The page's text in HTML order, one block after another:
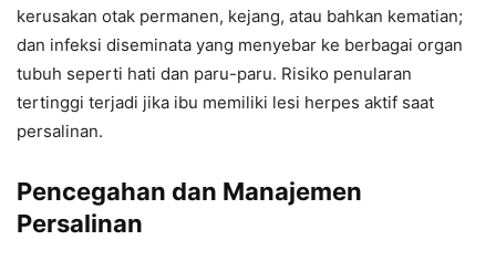
kerusakan otak permanen, kejang, atau bahkan kematian;
dan infeksi diseminata yang menyebar ke berbagai organ
tubuh seperti hati dan paru-paru. Risiko penularan
tertinggi terjadi jika ibu memiliki lesi herpes aktif saat
persalinan.
Pencegahan dan Manajemen
Persalinan